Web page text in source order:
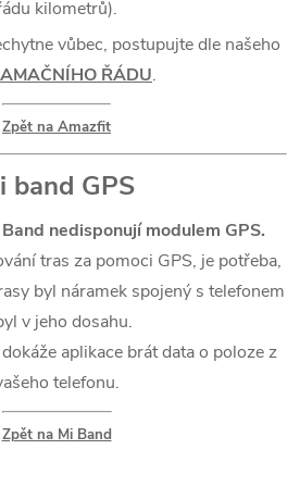
kilometrů).
vůbec, postupujte dle našeho
ŘÁDU.
Zpět na Amazfit
band GPS
nedisponují modulem GPS.
tras za pomoci GPS, je potřeba,
byl náramek spojený s telefonem
v jeho dosahu.
aplikace brát data o poloze z
telefonu.
Zpět na Mi Band